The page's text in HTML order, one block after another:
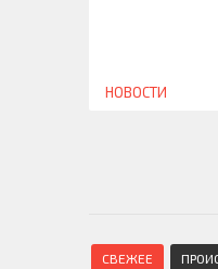
НОВОСТИ
СВЕЖЕЕ